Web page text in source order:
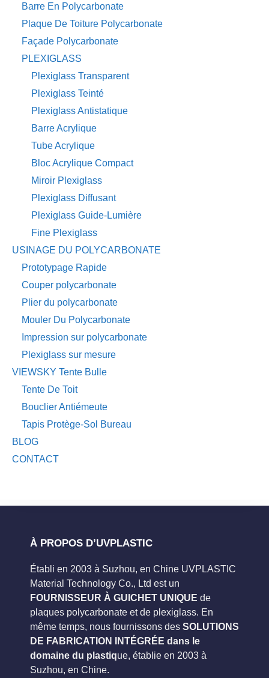
Barre En Polycarbonate
Plaque De Toiture Polycarbonate
Façade Polycarbonate
PLEXIGLASS
Plexiglass Transparent
Plexiglass Teinté
Plexiglass Antistatique
Barre Acrylique
Tube Acrylique
Bloc Acrylique Compact
Miroir Plexiglass
Plexiglass Diffusant
Plexiglass Guide-Lumière
Fine Plexiglass
USINAGE DU POLYCARBONATE
Prototypage Rapide
Couper polycarbonate
Plier du polycarbonate
Mouler Du Polycarbonate
Impression sur polycarbonate
Plexiglass sur mesure
VIEWSKY Tente Bulle
Tente De Toit
Bouclier Antiémeute
Tapis Protège-Sol Bureau
BLOG
CONTACT
À PROPOS D’UVPLASTIC
Établi en 2003 à Suzhou, en Chine UVPLASTIC
Material Technology Co., Ltd est un
FOURNISSEUR À GUICHET UNIQUE de
plaques polycarbonate et de plexiglass. En
même temps, nous fournissons des SOLUTIONS
DE FABRICATION INTÉGRÉE dans le
domaine du plastique, établie en 2003 à
Suzhou, en Chine.